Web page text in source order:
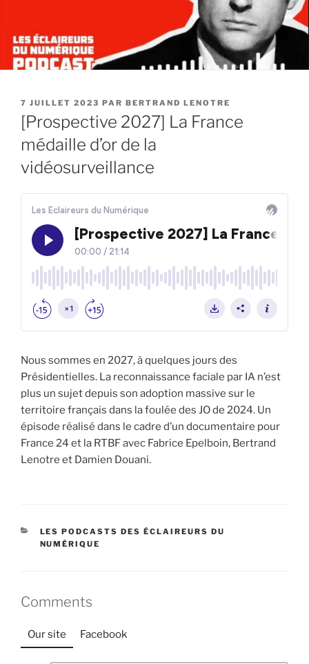
PUBLIÉ
LE
7 JUILLET 2023 PAR BERTRAND LENOTRE
[Prospective 2027] La France
médaille d’or de la
vidéosurveillance
Nous sommes en 2027, à quelques jours des
Présidentielles. La reconnaissance faciale par IA n’est
plus un sujet depuis son adoption massive sur le
territoire français dans la foulée des JO de 2024. Un
épisode réalisé dans le cadre d’un documentaire pour
France 24 et la RTBF avec Fabrice Epelboin, Bertrand
Lenotre et Damien Douani.
CATÉGORIES
LES PODCASTS DES ÉCLAIREURS DU
NUMÉRIQUE
Comments
Our site Facebook